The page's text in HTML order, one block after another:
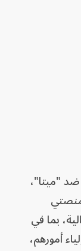
ضد "ميتا"،
بما في
أمورهم،